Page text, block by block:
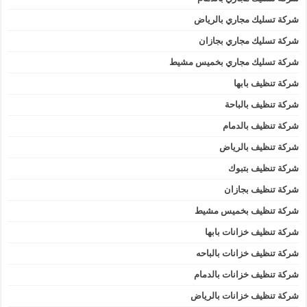
شركة تسليك مجاري بالرياض
شركة تسليك مجاري بجازان
شركة تسليك مجاري بخميس مشيط
شركة تنظيف بابها
شركة تنظيف بالباحة
شركة تنظيف بالدمام
شركة تنظيف بالرياض
شركة تنظيف بتبوك
شركة تنظيف بجازان
شركة تنظيف بخميس مشيط
شركة تنظيف خزانات بابها
شركة تنظيف خزانات بالباحه
شركة تنظيف خزانات بالدمام
شركة تنظيف خزانات بالرياض